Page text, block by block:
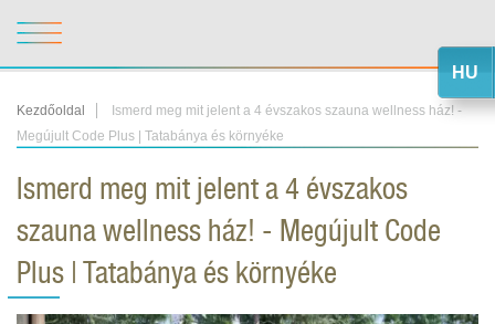
Kezdőoldal
Ismerd meg mit jelent a 4 évszakos szauna wellness ház! -
Megújult Code Plus | Tatabánya és környéke
Ismerd meg mit jelent a 4 évszakos
szauna wellness ház! - Megújult Code
Plus | Tatabánya és környéke
HU